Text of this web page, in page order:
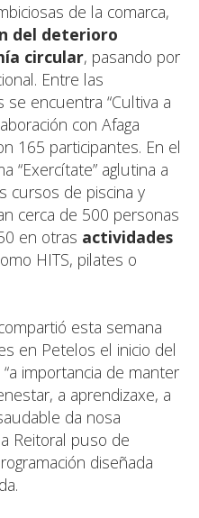
de la comarca,
del deterioro
circular, pasando por
Entre las
encuentra “Cultiva a
con Afaga
165 participantes. En el
“Exercítate” aglutina a
cursos de piscina y
cerca de 500 personas
en otras actividades
HITS, pilates o
esta semana
en Petelos el inicio del
importancia de manter
a aprendizaxe, a
da nosa
Reitoral puso de
diseñada